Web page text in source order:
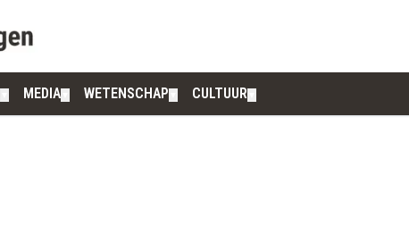
MEDIA WETENSCHAP CULTUUR